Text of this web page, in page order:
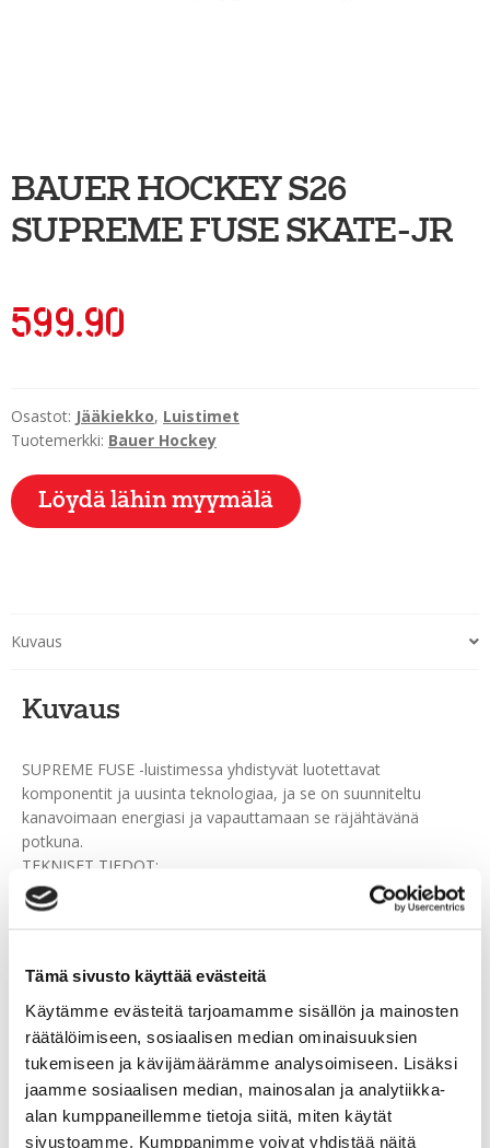
Tämä sivusto käyttää evästeitä
Käytämme evästeitä tarjoamamme sisällön ja mainosten
räätälöimiseen, sosiaalisen median ominaisuuksien
tukemiseen ja kävijämäärämme analysoimiseen. Lisäksi
jaamme sosiaalisen median, mainosalan ja analytiikka-
alan kumppaneillemme tietoja siitä, miten käytät
sivustoamme. Kumppanimme voivat yhdistää näitä
Sportia-tili
BAUER HOCKEY S26
SUPREME FUSE SKATE-JR
599.90
Osastot: Jääkiekko, Luistimet
Tuotemerkki: Bauer Hockey
Löydä lähin myymälä
Kuvaus
Kuvaus
SUPREME FUSE -luistimessa yhdistyvät luotettavat
komponentit ja uusinta teknologiaa, ja se on suunniteltu
kanavoimaan energiasi ja vapauttamaan se räjähtävänä
potkuna.
TEKNISET TIEDOT:
12k CURV®-kenkäosa – Edistykselliset komposiittimateriaalit
tarjoavat huipputason tukea kevyessä paketissa.
nauhakujan joustamisen ja energian varastoimisen, kun
taivutat polveasi.
POWERCOIL-iltti– Iltissä oleva vahvike palautuu paikalleen
taivutuksen jälkeen – vapauttaen kertyneen energian
reagoivampaan potkuun.
Hiilikuitu pohjarakenne – Tämä yksiosainen pohjarakenne
auttaa optimoimaan energiasiirron tehokkaampaan potkuun.